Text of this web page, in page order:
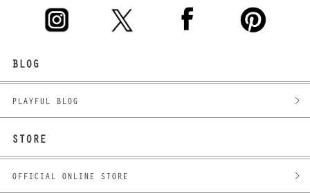
BLOG
PLAYFUL BLOG
STORE
OFFICIAL ONLINE STORE